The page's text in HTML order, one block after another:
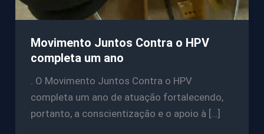
Movimento Juntos Contra o HPV
completa um ano
. O Movimento Juntos Contra o HPV
completa um ano de atuação fortalecendo,
portanto, a conscientização e o apoio à […]